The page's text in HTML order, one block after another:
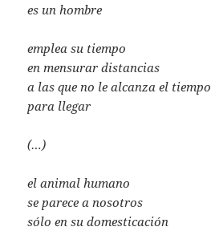
es un hombre
emplea su tiempo
en mensurar distancias
a las que no le alcanza el tiempo
para llegar
(…)
el animal humano
se parece a nosotros
sólo en su domesticación